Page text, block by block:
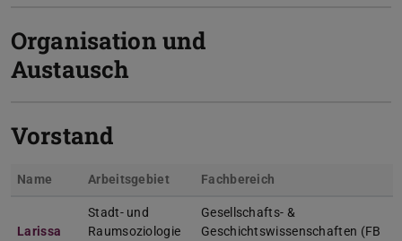
Organisation und
Austausch
Vorstand
Name Arbeitsgebiet Fachbereich
Larissa
Stadt- und
Raumsoziologie
Gesellschafts- &
Geschichtswissenschaften (FB